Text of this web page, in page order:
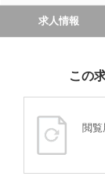
求人情報
この
閲覧